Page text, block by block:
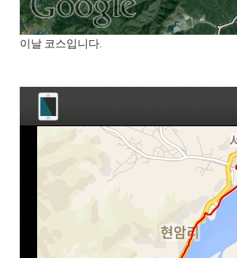
이날 코스입니다.